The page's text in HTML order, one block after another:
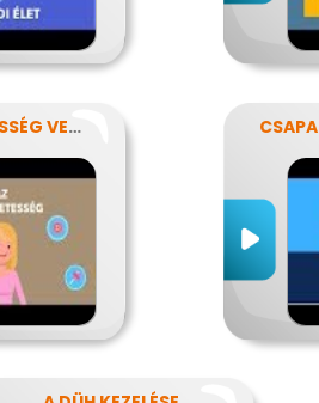
AZ ELŐÍTÉLETESSÉG VESZÉLYEI